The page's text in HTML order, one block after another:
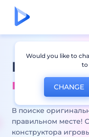
мейкер
В поиске
правильном месте!
конструктора
Would you like to
to
CHANGE